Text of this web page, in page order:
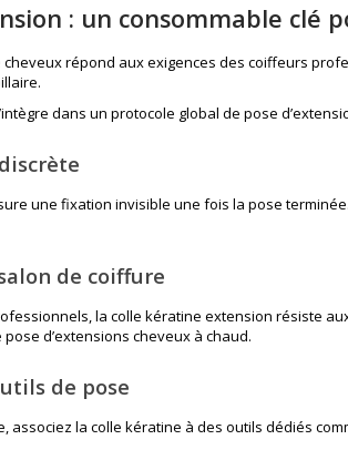
: un consommable clé
répond aux exigences des coiffeurs
dans un protocole global de pose
une fixation invisible une fois la pose
de coiffure
la colle kératine extension résiste
d’extensions cheveux à chaud.
de pose
associez la colle kératine à des outils dédiés